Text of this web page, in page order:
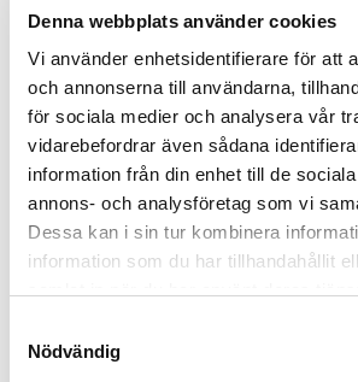
Denna webbplats använder cookies
Vi använder enhetsidentifierare för att
och annonserna till användarna,
för sociala medier och analysera vår
vidarebefordrar även sådana
information från din enhet till de
annons- och analysföretag som vi
Dessa kan i sin tur kombinera
information som du har tillhandahållit
Nödvändig
Brother Märkmaskin PT-
349,00kr279,20kr ink. moms ex.
varukorg
Kontorsmaskiner
Brother Multifunktion
MFC-J5340DW
3.228,00kr2.582,40kr ink. momsex.